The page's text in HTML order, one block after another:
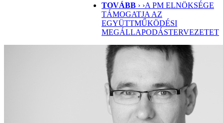
TOVÁBB › ›A PM ELNÖKSÉGE
TÁMOGATJA AZ
EGYÜTTMŰKÖDÉSI
MEGÁLLAPODÁSTERVEZETET